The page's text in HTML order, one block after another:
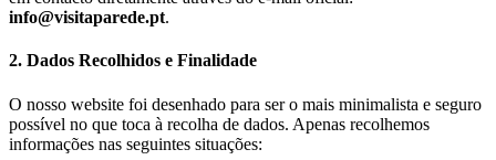
info@visitaparede.pt.
2. Dados Recolhidos e Finalidade
O nosso website foi desenhado para ser o mais minimalista e seguro
possível no que toca à recolha de dados. Apenas recolhemos
informações nas seguintes situações: